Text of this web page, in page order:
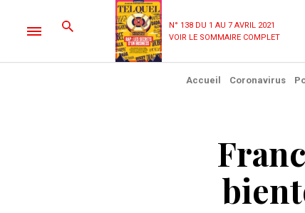
N° 138 DU 1 AU 7 AVRIL 2021
VOIR LE SOMMAIRE COMPLET
Accueil Coronavirus